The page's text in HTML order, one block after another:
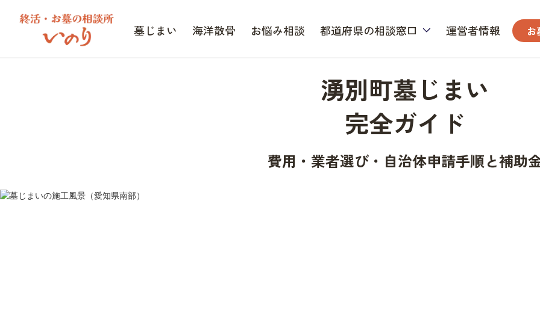
墓じまい 海洋散骨 お悩み相談 都道府県の相談窓口 運営者情報 お
湧別町墓じまい
完全ガイド
費用・業者選び・自治体申請手順と補助